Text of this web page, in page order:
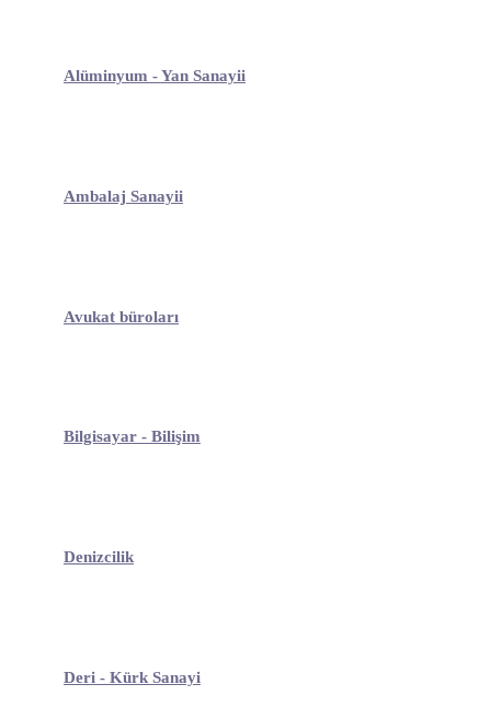
Alüminyum - Yan Sanayii
Ambalaj Sanayii
Avukat büroları
Bilgisayar - Bilişim
Denizcilik
Deri - Kürk Sanayi